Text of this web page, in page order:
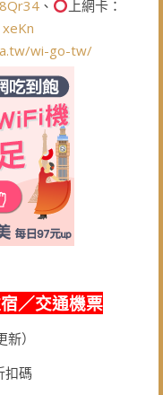
、
上網卡：
wi-go-tw/
／交通機票
）
扣碼